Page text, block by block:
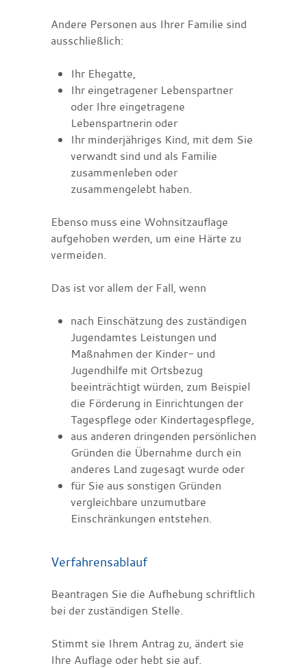
Andere Personen aus Ihrer Familie sind
ausschließlich:
Ihr Ehegatte,
Ihr eingetragener Lebenspartner
oder Ihre eingetragene
Lebenspartnerin oder
Ihr minderjähriges Kind, mit dem Sie
verwandt sind und als Familie
zusammenleben oder
zusammengelebt haben.
Ebenso muss eine Wohnsitzauflage
aufgehoben werden, um eine Härte zu
vermeiden.
Das ist vor allem der Fall, wenn
nach Einschätzung des zuständigen
Jugendamtes Leistungen und
Maßnahmen der Kinder- und
Jugendhilfe mit Ortsbezug
beeinträchtigt würden, zum Beispiel
die Förderung in Einrichtungen der
Tagespflege oder Kindertagespflege,
aus anderen dringenden persönlichen
Gründen die Übernahme durch ein
anderes Land zugesagt wurde oder
für Sie aus sonstigen Gründen
vergleichbare unzumutbare
Einschränkungen entstehen.
Verfahrensablauf
Beantragen Sie die Aufhebung schriftlich
bei der zuständigen Stelle.
Stimmt sie Ihrem Antrag zu, ändert sie
Ihre Auflage oder hebt sie auf.